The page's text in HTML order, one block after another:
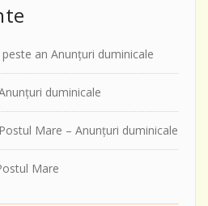
an Anunţuri duminicale
duminicale
Mare – Anunţuri duminicale
Mare